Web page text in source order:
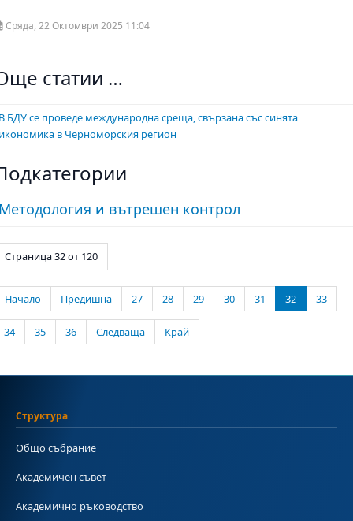
Сряда, 22 Октомври 2025 11:04
статии …
БДУ се проведе международна среща, свързана със синята
в Черноморския регион
и вътрешен контрол
Страница 32 от 120
Начало Предишна 27 28 29 30 31 32 33
34 35 36 Следваща Край
Структура
Общо събрание
Академичен съвет
Академично ръководство